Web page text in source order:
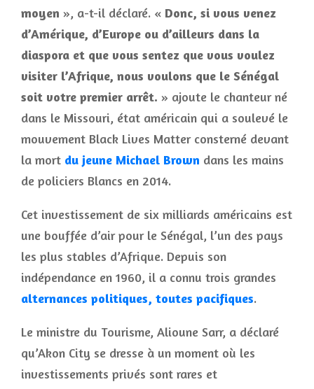
moyen », a-t-il déclaré. « Donc, si vous venez
d’Amérique, d’Europe ou d’ailleurs dans la
diaspora et que vous sentez que vous voulez
visiter l’Afrique, nous voulons que le Sénégal
soit votre premier arrêt. » ajoute le chanteur né
dans le Missouri, état américain qui a soulevé le
mouvement Black Lives Matter consterné devant
la mort du jeune Michael Brown dans les mains
de policiers Blancs en 2014.
Cet investissement de six milliards américains est
une bouffée d’air pour le Sénégal, l’un des pays
les plus stables d’Afrique. Depuis son
indépendance en 1960, il a connu trois grandes
alternances politiques, toutes pacifiques.
Le ministre du Tourisme, Alioune Sarr, a déclaré
qu’Akon City se dresse à un moment où les
investissements privés sont rares et